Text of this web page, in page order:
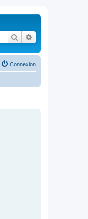
Rechercher
Connexion